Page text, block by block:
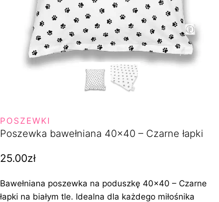
POSZEWKI
Poszewka bawełniana 40×40 – Czarne łapki
25.00zł
Bawełniana poszewka na poduszkę 40×40 – Czarne
łapki na białym tle. Idealna dla każdego miłośnika